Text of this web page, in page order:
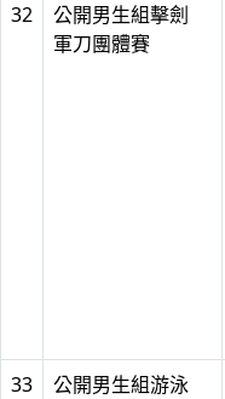
32
公開男生組擊劍
軍刀團體賽
33
公開男生組游泳